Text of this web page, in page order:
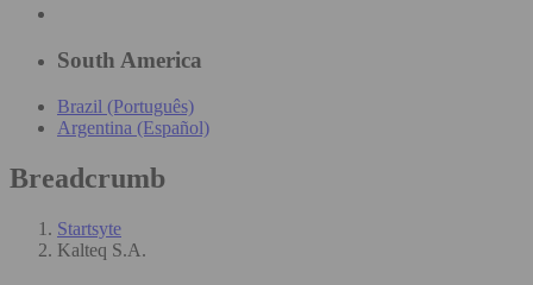
South America
Brazil (Português)
Argentina (Español)
Breadcrumb
Startsyte
Kalteq S.A.